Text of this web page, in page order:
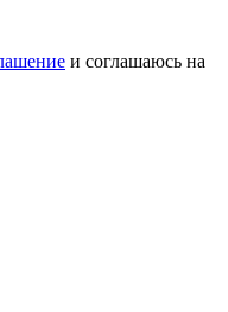
и соглашаюсь на